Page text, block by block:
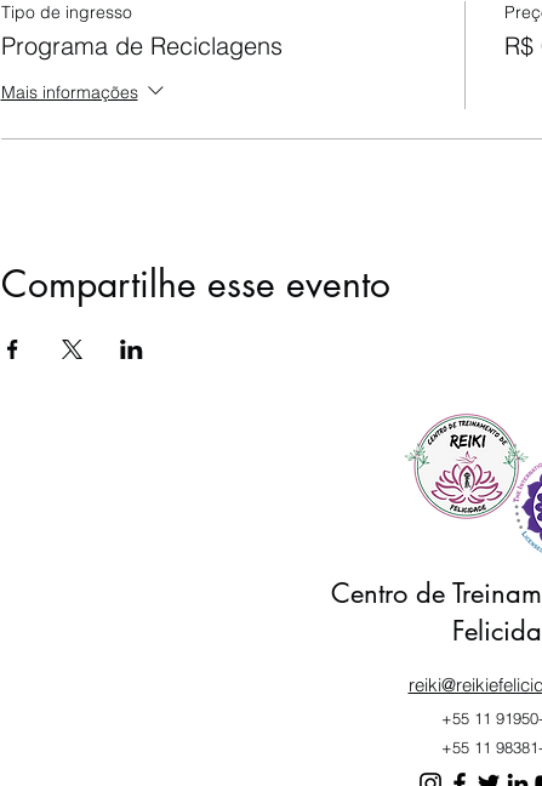
Tipo de ingresso
Programa de Reciclagens
Mais informações
R$
Compartilhe esse evento
Centro de
+55 11
+55 11